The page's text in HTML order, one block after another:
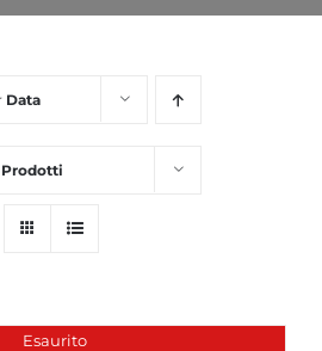
Data
Prodotti
Esaurito